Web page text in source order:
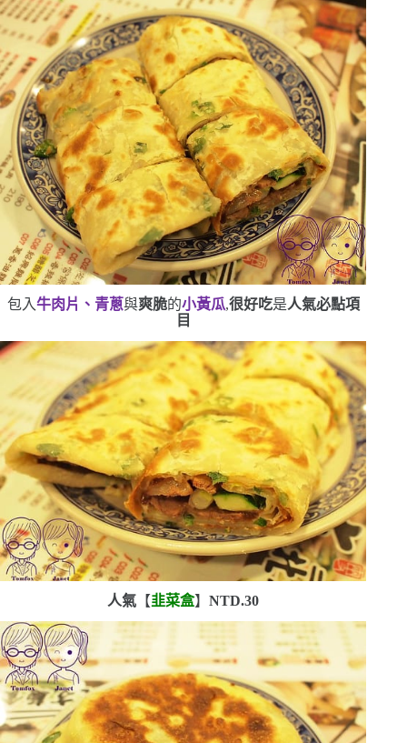
包入牛肉片、青蔥與爽脆的小黃瓜,很好吃是人氣必點項
目
人氣 【韭菜盒】NTD.30